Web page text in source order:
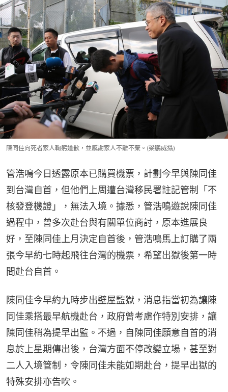
陳同佳向死者家人鞠躬道歉，並感謝家人不離不棄。(梁鵬威攝)
管浩鳴今日透露原本已購買機票，計劃今早與陳同佳
到台灣自首，但他們上周遭台灣移民署註記管制「不
核發登機證」，無法入境。據悉，管浩鳴遊說陳同佳
過程中，曾多次赴台與有關單位商討，原本進展良
好，至陳同佳上月決定自首後，管浩鳴馬上訂購了兩
張今早約七時起飛往台灣的機票，希望出獄後第一時
間赴台自首。
陳同佳今早約九時步出壁屋監獄，消息指當初為讓陳
同佳乘搭最早航機赴台，政府曾考慮作特別安排，讓
陳同佳稍為提早出監。不過，自陳同佳願意自首的消
息於上星期傳出後，台灣方面不停改變立場，甚至對
二人入境管制，令陳同佳未能如期赴台，提早出獄的
特殊安排亦告吹。